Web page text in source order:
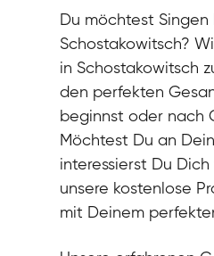
Du möchtest
Schostakowitsch?
in Schostakowitsch
den perfekten
beginnst oder nach
Möchtest Du an
interessierst Du
unsere kostenlose
mit Deinem